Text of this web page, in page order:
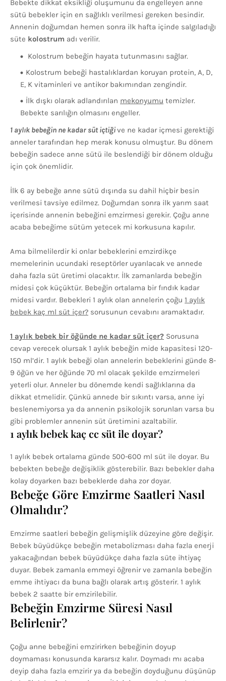
Bebekte dikkat eksikliği oluşumunu da engelleyen anne
sütü bebekler için en sağlıklı verilmesi gereken besindir.
Annenin doğumdan hemen sonra ilk hafta içinde salgıladığı
süte kolostrum adı verilir.
Kolostrum bebeğin hayata tutunmasını sağlar.
Kolostrum bebeği hastalıklardan koruyan protein, A, D,
E, K vitaminleri ve antikor bakımından zengindir.
İlk dışkı olarak adlandırılan mekonyumu temizler.
Bebekte sarılığın olmasını engeller.
1 aylık bebeğin ne kadar süt içtiğive ne kadar içmesi gerektiği
anneler tarafından hep merak konusu olmuştur. Bu dönem
bebeğin sadece anne sütü ile beslendiği bir dönem olduğu
için çok önemlidir.
İlk 6 ay bebeğe anne sütü dışında su dahil hiçbir besin
verilmesi tavsiye edilmez. Doğumdan sonra ilk yarım saat
içerisinde annenin bebeğini emzirmesi gerekir. Çoğu anne
acaba bebeğime sütüm yetecek mi korkusuna kapılır.
Ama bilmelilerdir ki onlar bebeklerini emzirdikçe
memelerinin ucundaki reseptörler uyarılacak ve annede
daha fazla süt üretimi olacaktır. İlk zamanlarda bebeğin
midesi çok küçüktür. Bebeğin ortalama bir fındık kadar
midesi vardır. Bebekleri 1 aylık olan annelerin çoğu 1 aylık
bebek kaç ml süt içer? sorusunun cevabını aramaktadır.
1 aylık bebek bir öğünde ne kadar süt içer? Sorusuna
cevap verecek olursak 1 aylık bebeğin mide kapasitesi 120-
150 ml’dir. 1 aylık bebeği olan annelerin bebeklerini günde 8-
9 öğün ve her öğünde 70 ml olacak şekilde emzirmeleri
yeterli olur. Anneler bu dönemde kendi sağlıklarına da
dikkat etmelidir. Çünkü annede bir sıkıntı varsa, anne iyi
beslenemiyorsa ya da annenin psikolojik sorunları varsa bu
gibi problemler annenin süt üretimini azaltabilir.
1 aylık bebek kaç cc süt ile doyar?
1 aylık bebek ortalama günde 500-600 ml süt ile doyar. Bu
bebekten bebeğe değişiklik gösterebilir. Bazı bebekler daha
kolay doyarken bazı bebeklerde daha zor doyar.
Bebeğe Göre Emzirme Saatleri Nasıl
Olmalıdır?
Emzirme saatleri bebeğin gelişmişlik düzeyine göre değişir.
Bebek büyüdükçe bebeğin metabolizması daha fazla enerji
yakacağından bebek büyüdükçe daha fazla süte ihtiyaç
duyar. Bebek zamanla emmeyi öğrenir ve zamanla bebeğin
emme ihtiyacı da buna bağlı olarak artış gösterir. 1 aylık
bebek 2 saatte bir emzirilebilir.
Bebeğin Emzirme Süresi Nasıl
Belirlenir?
Çoğu anne bebeğini emzirirken bebeğinin doyup
doymaması konusunda kararsız kalır. Doymadı mı acaba
deyip daha fazla emzirir ya da bebeğin doyduğunu düşünüp